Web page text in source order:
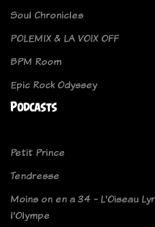
Soul Chronicles
POLEMIX & LA VOIX OFF
BPM Room
Epic Rock Odyssey
Podcasts
Petit Prince
Tendresse
Moins on en a 34 - L'Oiseau
l'Olympe